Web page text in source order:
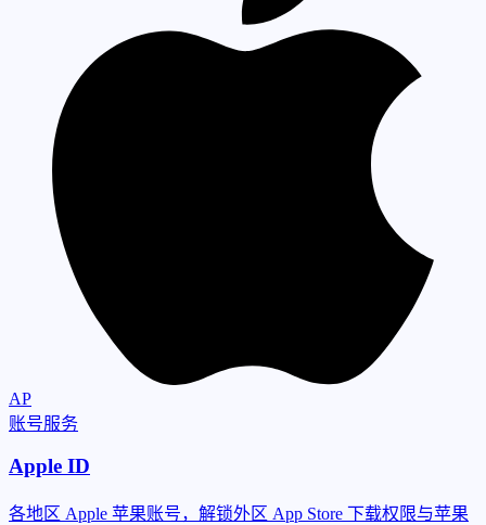
AP
账号服务
Apple ID
各地区 Apple 苹果账号，解锁外区 App Store 下载权限与苹果